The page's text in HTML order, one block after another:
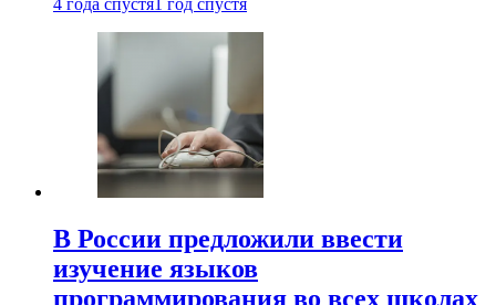
4 года спустя 1 год спустя
В России предложили ввести
изучение языков
программирования во всех школах